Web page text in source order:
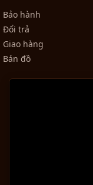
Bảo hành
Đổi trả
Giao hàng
Bản đồ